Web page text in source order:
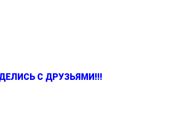
С ДРУЗЬЯМИ!!!